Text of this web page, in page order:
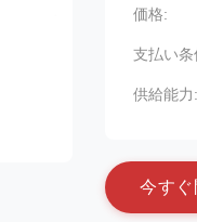
価格:
支払い条
供給能力:
今す ぐ